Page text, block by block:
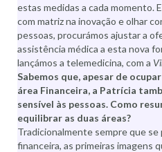
estas medidas a cada momento.
com matriz na inovação e olhar
pessoas, procurámos ajustar a
assistência médica a esta nova
lançámos a telemedicina, com a
Sabemos que, apesar de
área Financeira, a Patrícia
sensível às pessoas. Como
equilibrar as duas áreas?
Tradicionalmente sempre que
financeira, as primeiras imagens